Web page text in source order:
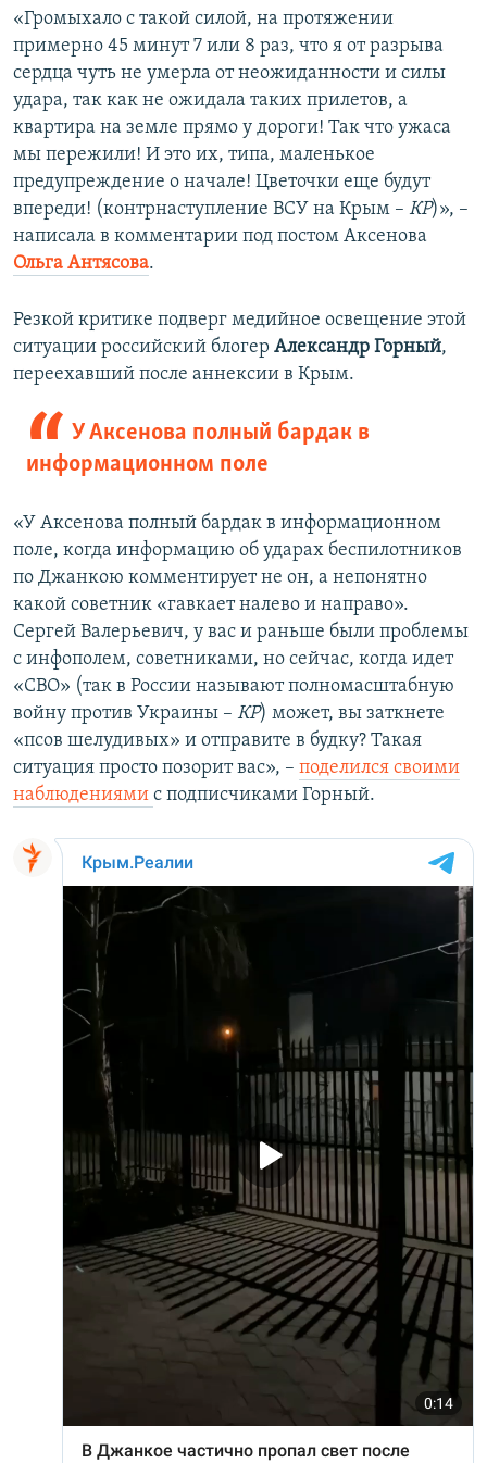
«Громыхало с такой силой, на протяжении
примерно 45 минут 7 или 8 раз, что я от разрыва
сердца чуть не умерла от неожиданности и силы
удара, так как не ожидала таких прилетов, а
квартира на земле прямо у дороги! Так что ужаса
мы пережили! И это их, типа, маленькое
предупреждение о начале! Цветочки еще будут
впереди! (контрнаступление ВСУ на Крым – КР)», –
написала в комментарии под постом Аксенова
Ольга Антясова.
Резкой критике подверг медийное освещение этой
ситуации российский блогер Александр Горный,
переехавший после аннексии в Крым.
У Аксенова полный бардак в
информационном поле
«У Аксенова полный бардак в информационном
поле, когда информацию об ударах беспилотников
по Джанкою комментирует не он, а непонятно
какой советник «гавкает налево и направо».
Сергей Валерьевич, у вас и раньше были проблемы
с инфополем, советниками, но сейчас, когда идет
«СВО» (так в России называют полномасштабную
войну против Украины – КР) может, вы заткнете
«псов шелудивых» и отправите в будку? Такая
ситуация просто позорит вас», – поделился своими
наблюдениями с подписчиками Горный.